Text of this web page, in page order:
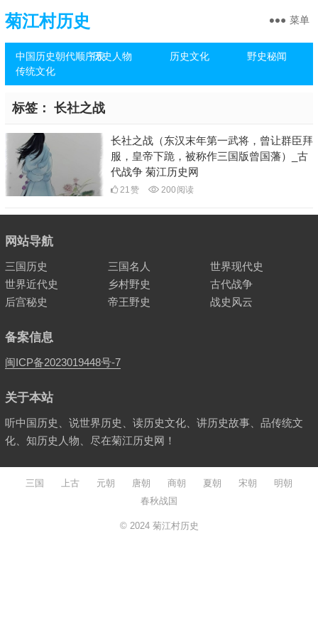
菊江村历史
中国历史朝代顺序表历史人物 历史文化
野史秘闻
传统文化
菜单
标签： 长社之战
长社之战（东汉末年第一武将，曾让群臣拜
服，皇帝下跪，被称作三国版曾国藩）_古
代战争 菊江历史网
21赞 200 阅读
网站导航
三国历史 三国名人
世界现代史
世界近代史
乡村野史
古代战争
后宫秘史
帝王野史 战史风云
备案信息
闽ICP备2023019448号-7
关于本站
听中国历史、说世界历史、读历史文化、讲历史故事、品传统文
化、知历史人物、尽在菊江历史网！
三国 上古 元朝 唐朝 商朝 夏朝 宋朝
明朝
春秋战国
© 2024 菊江村历史